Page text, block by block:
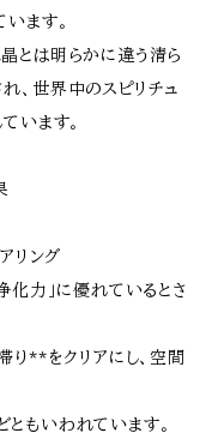
ます。
とは明らかに違う清ら
、世界中のスピリチュ
います。
リング
化力」に優れているとさ
り**をクリアにし、空間
もいわれています。